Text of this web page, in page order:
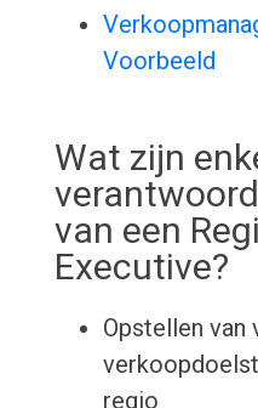
Voorbeeld
Wat zijn
van een
Executive?
Opstellen van
regio